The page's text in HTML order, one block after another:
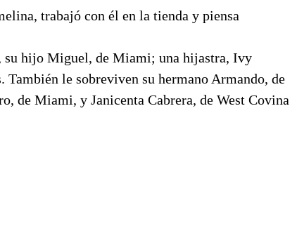
trabajó con él en la tienda y piensa
su hijo Miguel, de Miami; una hijastra, Ivy
le sobreviven su hermano Armando, de
de Miami, y Janicenta Cabrera, de West Covina